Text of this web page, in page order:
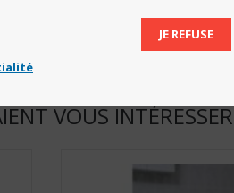
VOUS INTÉRESSER
JE REFUSE